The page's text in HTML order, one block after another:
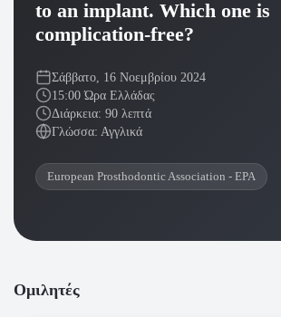
to an implant. Which one is
complication-free?
Σάββατο, 16 Νοεμβρίου 2024
15:00 Ώρα Ελλάδας
Διάρκεια: 90 λεπτά
Γλώσσα: Αγγλικά
European Prosthodontic Association - EPA
Ομιλητές